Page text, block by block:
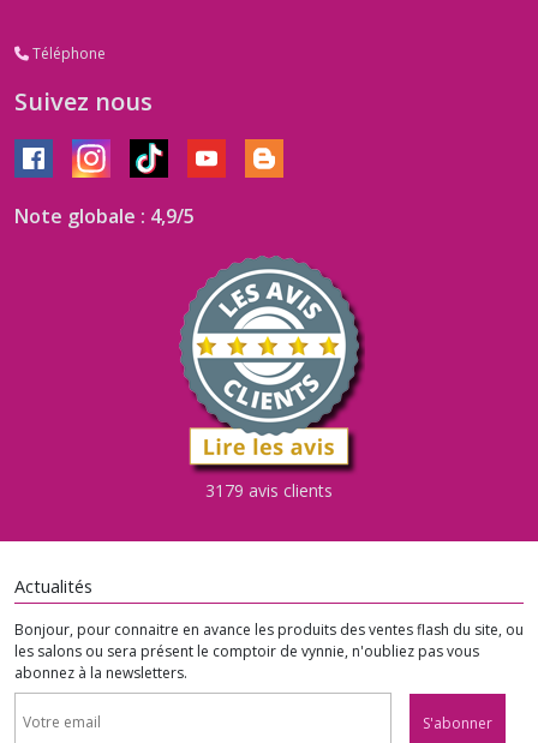
Téléphone
Suivez nous
Note globale : 4,9/5
3179 avis clients
Actualités
Bonjour, pour connaitre en avance les produits des ventes flash du site, ou
les salons ou sera présent le comptoir de vynnie, n'oubliez pas vous
abonnez à la newsletters.
S'abonner